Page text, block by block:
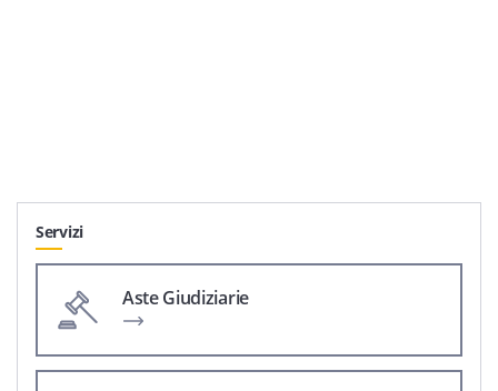
Servizi
Aste Giudiziarie